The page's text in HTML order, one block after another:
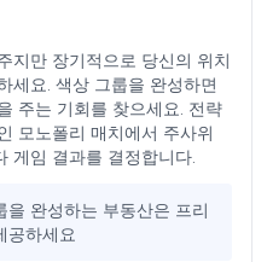
지만 장기적으로 당신의 위치
세요. 색상 그룹을 완성하면
주는 기회를 찾으세요. 전략
모노폴리 매치에서 주사위
게임 결과를 결정합니다.
을 완성하는 부동산은 프리
공하세요